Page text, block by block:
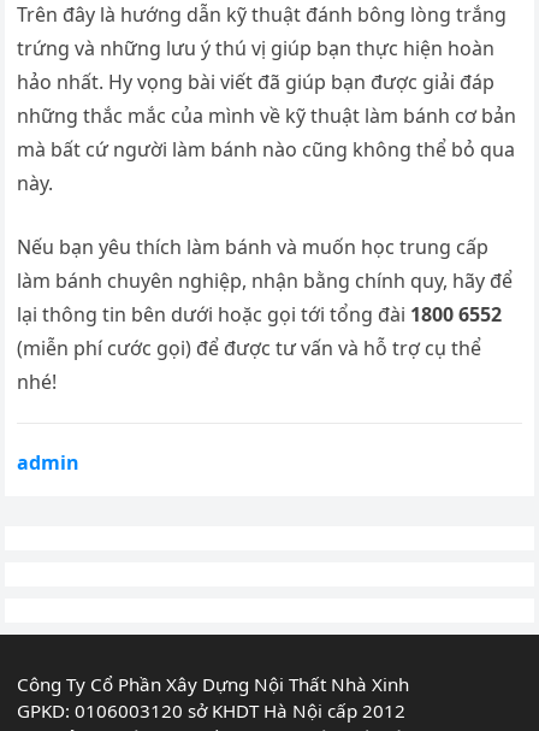
Trên đây là hướng dẫn kỹ thuật đánh bông lòng trắng
trứng và những lưu ý thú vị giúp bạn thực hiện hoàn
hảo nhất. Hy vọng bài viết đã giúp bạn được giải đáp
những thắc mắc của mình về kỹ thuật làm bánh cơ bản
mà bất cứ người làm bánh nào cũng không thể bỏ qua
này.
Nếu bạn yêu thích làm bánh và muốn học trung cấp
làm bánh chuyên nghiệp, nhận bằng chính quy, hãy để
lại thông tin bên dưới hoặc gọi tới tổng đài 1800 6552
(miễn phí cước gọi) để được tư vấn và hỗ trợ cụ thể
nhé!
admin
Công Ty Cổ Phần Xây Dựng Nội Thất Nhà Xinh
GPKD: 0106003120 sở KHDT Hà Nội cấp 2012